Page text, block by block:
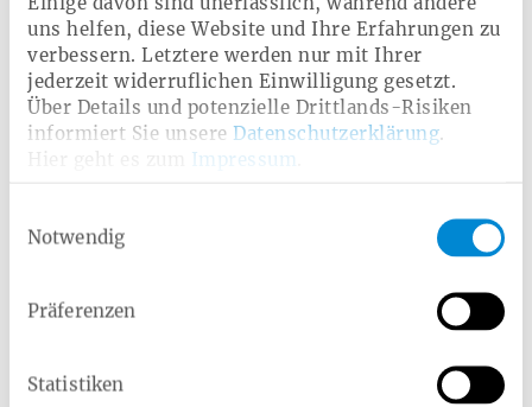
uns helfen, diese Website und Ihre Erfahrungen zu
verbessern. Letztere werden nur mit Ihrer
jederzeit widerruflichen Einwilligung gesetzt.
Über Details und potenzielle Drittlands-Risiken
informiert Sie unsere Datenschutzerklärung.
Impressum
Notwendig
Präferenzen
Statistiken
Sozialgerichtsverfahren
Im Jahr 2024 kam es zu31 neuen
Sozialgerichtsverfahren.29 Verfahrenwurden
abgeschlossen, davon21 zugunsten der Heimat
Krankenkasse, 7 zugunsten der Versicherten , und
endete mit einem Vergleich.
und Sorgfalt unserer Entscheidungsprozesse innerhalb
der Leistungsbearbeitung.